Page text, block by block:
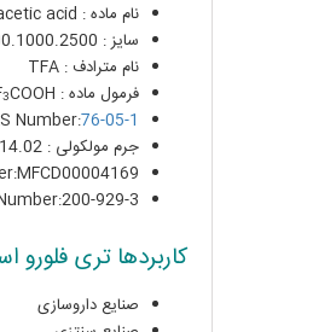
نام ماده : acid
سایز : 25.100.500.1000.2500 میلی لیتر
نام مترادف : TFA
فرمول ماده : CF
3COOH
Number:76-05-1
جرم مولکولی : 114.02
929-3
کاربردها تری فلورو
صنایع داروسازی